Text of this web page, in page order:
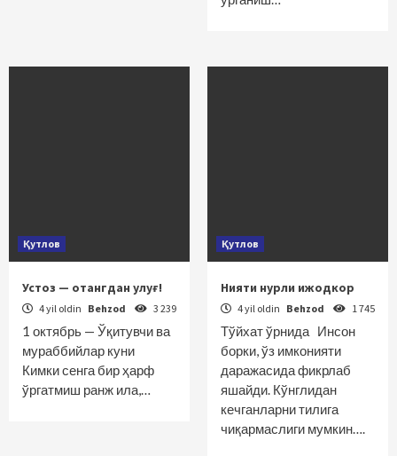
Қутлов
Устоз — отангдан улуғ!
4 yil oldin Behzod 3 239
1 октябрь — Ўқитувчи ва
мураббийлар куни
Кимки сенга бир ҳарф
ўргатмиш ранж ила,…
Қутлов
Нияти нурли ижодкор
4 yil oldin Behzod 1 745
Тўйхат ўрнида Инсон
борки, ўз имконияти
даражасида фикрлаб
яшайди. Кўнглидан
кечганларни тилига
чиқармаслиги мумкин….